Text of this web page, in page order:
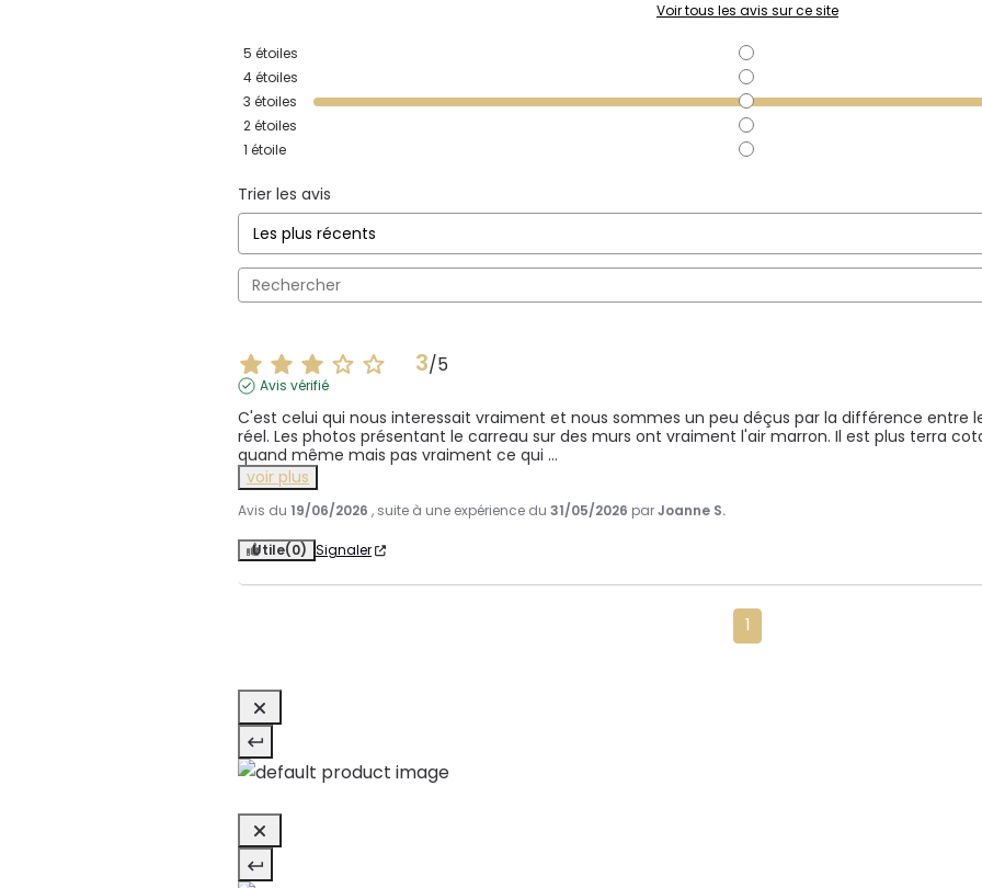
Voir tous les avis sur ce site
5 étoiles
4étoiles
3 étoiles
2étoiles
1 étoile
Trier les avis
3/5
Avis vérifié
C'est celui qui nous interessait vraiment et nous sommes un peu déçus par la différence entre
réel. Les photos présentant le carreau sur des murs ont vraiment l'air marron. Il est plus terra
quand même mais pas vraiment ce qui ...
voir plus
Avis du 19/06/2026 , suite à une expérience du 31/05/2026 parJoanne S.
Utile(0) Signaler
1